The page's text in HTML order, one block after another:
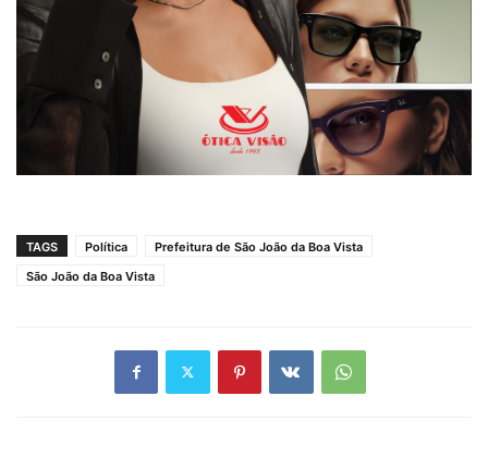
TAGS Política
Prefeitura de São João da Boa Vista
São João da Boa Vista